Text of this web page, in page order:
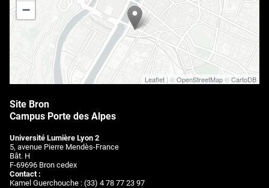
−
Leaflet | ©OpenStreetMap©CartoDB
Site Bron
Campus Porte des Alpes
Université Lumière Lyon 2
5, avenue Pierre Mendès-France
Bât. H
F-69696 Bron cedex
Contact :
Kamel Guerchouche : (33) 4 78 77 23 97